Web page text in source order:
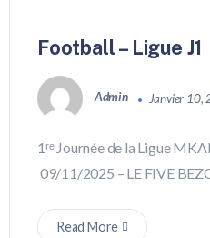
Football – Ligue J1
Admin Janvier 10,
1ʳᵉ Journée de la Ligue
09/11/2025 – LE FIVE
Read More